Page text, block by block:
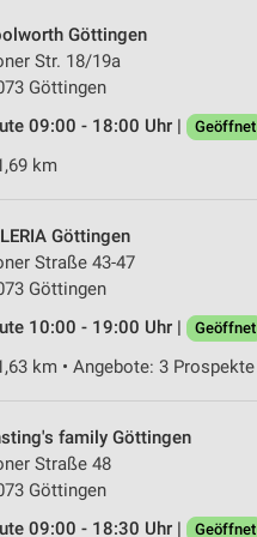
Göttingen
Str. 18/19a
Göttingen
09:00 - 18:00 Uhr |
Geöffnet
km
Göttingen
Straße 43-47
Göttingen
10:00 - 19:00 Uhr |
Geöffnet
km • Angebote: 3 Prospekte
family Göttingen
Straße 48
Göttingen
09:00 - 18:30 Uhr |
Geöffnet